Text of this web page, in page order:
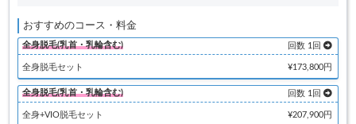
おすすめのコース・料金
全身脱毛(乳首・乳輪含む) 回数 1回
全身脱毛セット ¥173,800円
全身脱毛(乳首・乳輪含む) 回数 1回
全身+VIO脱毛セット ¥207,900円